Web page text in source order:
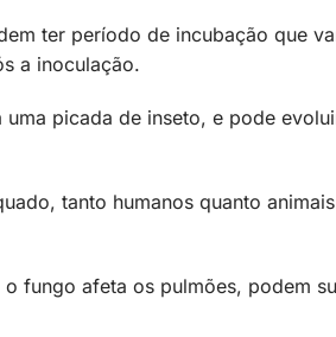
ter período de incubação que
a inoculação.
picada de inseto, e pode
tanto humanos quanto
fungo afeta os pulmões, podem